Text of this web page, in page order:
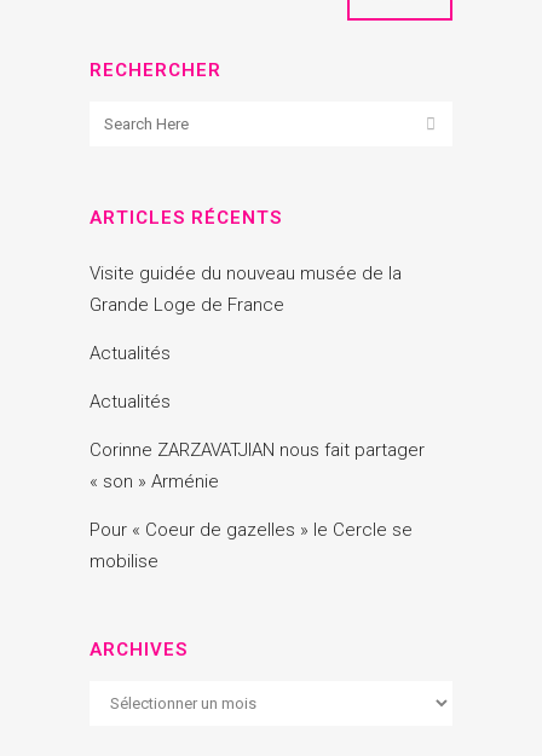
RECHERCHER
ARTICLES RÉCENTS
Visite guidée du nouveau musée de la
Grande Loge de France
Actualités
Actualités
Corinne ZARZAVATJIAN nous fait partager
« son » Arménie
Pour « Coeur de gazelles » le Cercle se
mobilise
ARCHIVES
Archives